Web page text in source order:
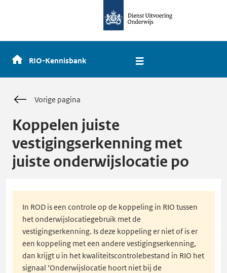
uitvoering
naar
homepage
RIO-Kennisbank
Vorige pagina
Koppelen juiste
vestigingserkenning met
juiste onderwijslocatie po
In ROD is een controle op de koppeling in RIO tussen
het onderwijslocatiegebruik met de
vestigingserkenning. Is deze koppeling er niet of is er
een koppeling met een andere vestigingserkenning,
dan krijgt u in het kwaliteitscontrolebestand in RIO het
signaal ‘Onderwijslocatie hoort niet bij de